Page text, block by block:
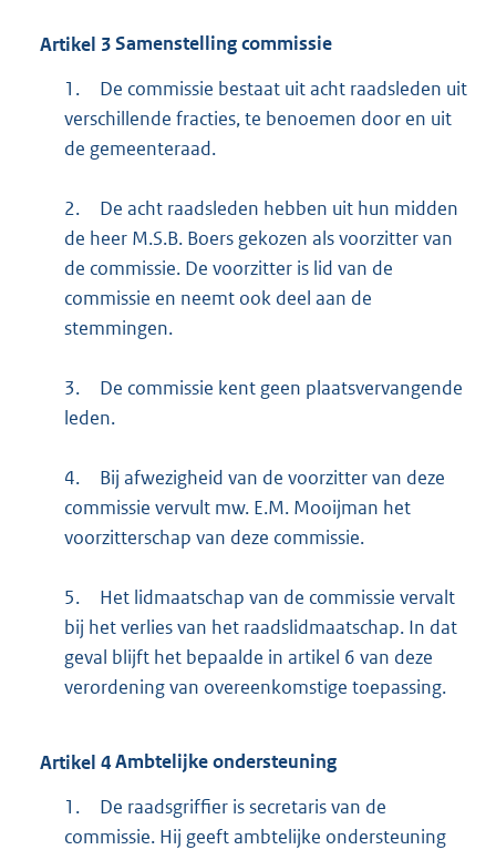
Artikel 3Samenstelling commissie
1.
De commissie bestaat uit acht raadsleden uit
verschillende fracties, te benoemen door en uit
de gemeenteraad.
2.
De acht raadsleden hebben uit hun midden
de heer M.S.B. Boers gekozen als voorzitter van
de commissie. De voorzitter is lid van de
commissie en neemt ook deel aan de
stemmingen.
3.
De commissie kent geen plaatsvervangende
leden.
4.
Bij afwezigheid van de voorzitter van deze
commissie vervult mw. E.M. Mooijman het
voorzitterschap van deze commissie.
5.
Het lidmaatschap van de commissie vervalt
bij het verlies van het raadslidmaatschap. In dat
geval blijft het bepaalde in artikel 6 van deze
verordening van overeenkomstige toepassing.
Artikel 4Ambtelijke ondersteuning
1.
De raadsgriffier is secretaris van de
commissie. Hij geeft ambtelijke ondersteuning